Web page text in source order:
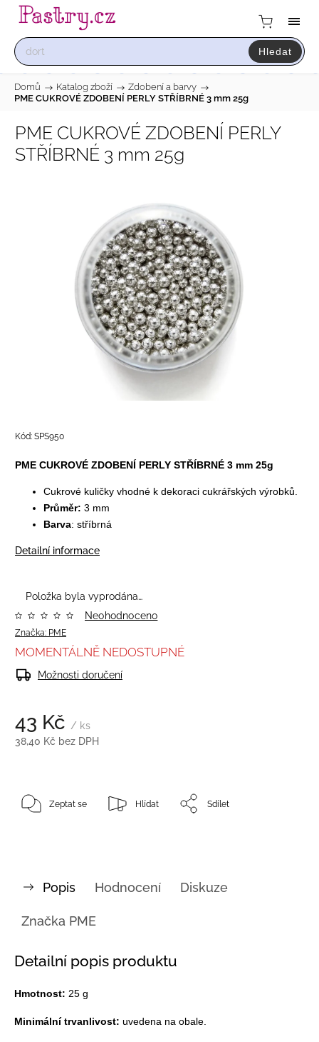
Hledat
Domů / Katalog zboží / Zdobení a barvy /
PME CUKROVÉ ZDOBENÍ PERLY STŘÍBRNÉ 3 mm 25g
PME CUKROVÉ ZDOBENÍ PERLY
STŘÍBRNÉ 3 mm 25g
Kód: SPS950
PME CUKROVÉ ZDOBENÍ PERLY STŘÍBRNÉ 3 mm 25g
Cukrové kuličky vhodné k dekoraci cukrářských výrobků.
Průměr: 3 mm
Barva: stříbrná
Detailní informace
Položka byla vyprodána…
Značka: PME
Neohodnoceno
43 Kč / ks
38,40 Kč bez DPH
MOMENTÁLNĚ NEDOSTUPNÉ
Možnosti doručení
Zeptat se Hlídat Sdílet
Popis Hodnocení Diskuze
Značka PME
Detailní popis produktu
Hmotnost: 25 g
Minimální trvanlivost: uvedena na obale.